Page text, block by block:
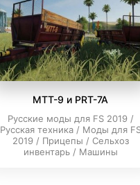
MTT-9 и PRT-7A
Русские моды для FS 2019 /
Русская техника / Моды для
2019 / Прицепы / Сельхоз
инвентарь / Машины